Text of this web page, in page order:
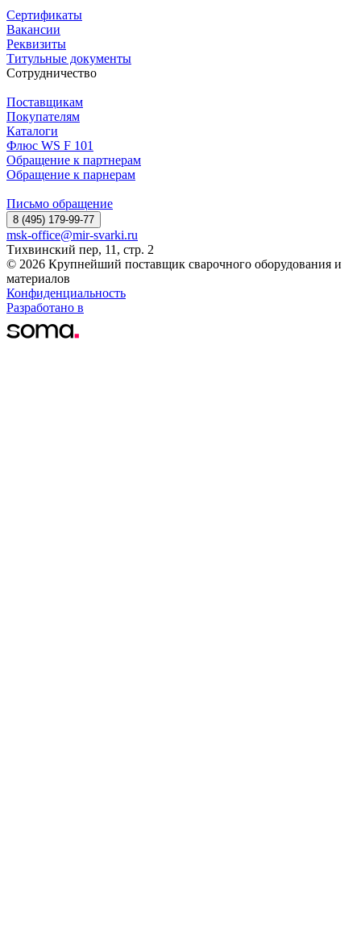
Сертификаты
Вакансии
Реквизиты
Титульные документы
Сотрудничество
Поставщикам
Покупателям
Каталоги
Флюс WS F 101
Обращение к партнерам
Обращение к парнерам
Письмо обращение
8 (495) 179-99-77
msk-office@mir-svarki.ru
Тихвинский пер, 11, стр. 2
© 2026 Крупнейший поставщик сварочного оборудования и
материалов
Конфиденциальность
Разработано в